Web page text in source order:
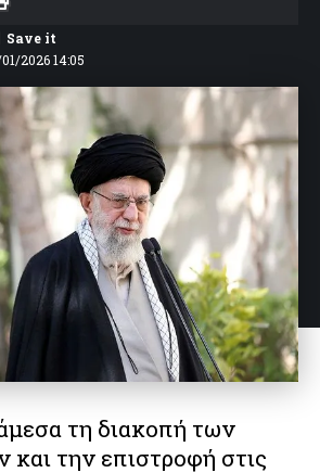
2026 14:05
τη διακοπή των
και την επιστροφή στις